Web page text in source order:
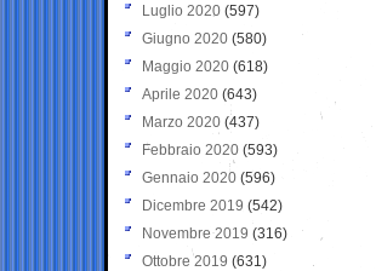
Luglio 2020 (597)
Giugno 2020 (580)
Maggio 2020 (618)
Aprile 2020 (643)
Marzo 2020 (437)
Febbraio 2020 (593)
Gennaio 2020 (596)
Dicembre 2019 (542)
Novembre 2019 (316)
Ottobre 2019 (631)